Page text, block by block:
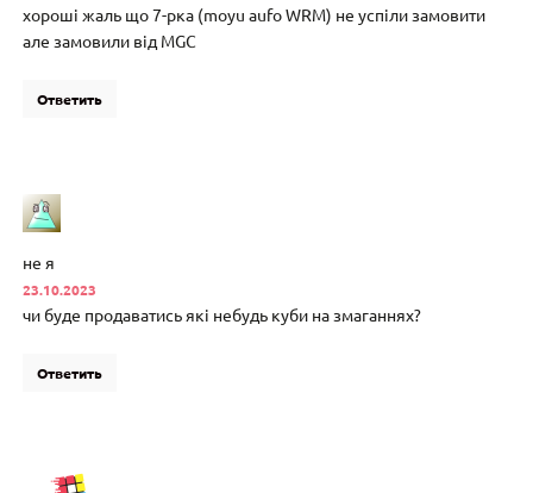
хороші жаль що 7-рка (moyu aufo WRM) не успіли замовити
але замовили від MGC
Ответить
не я
23.10.2023
чи буде продаватись які небудь куби на змаганнях?
Ответить